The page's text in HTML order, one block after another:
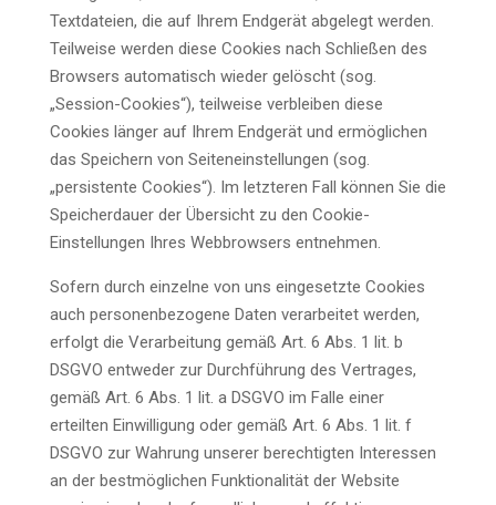
Textdateien, die auf Ihrem Endgerät abgelegt werden.
Teilweise werden diese Cookies nach Schließen des
Browsers automatisch wieder gelöscht (sog.
„Session-Cookies“), teilweise verbleiben diese
Cookies länger auf Ihrem Endgerät und ermöglichen
das Speichern von Seiteneinstellungen (sog.
„persistente Cookies“). Im letzteren Fall können Sie die
Speicherdauer der Übersicht zu den Cookie-
Einstellungen Ihres Webbrowsers entnehmen.
Sofern durch einzelne von uns eingesetzte Cookies
auch personenbezogene Daten verarbeitet werden,
erfolgt die Verarbeitung gemäß Art. 6 Abs. 1 lit. b
DSGVO entweder zur Durchführung des Vertrages,
gemäß Art. 6 Abs. 1 lit. a DSGVO im Falle einer
erteilten Einwilligung oder gemäß Art. 6 Abs. 1 lit. f
DSGVO zur Wahrung unserer berechtigten Interessen
an der bestmöglichen Funktionalität der Website